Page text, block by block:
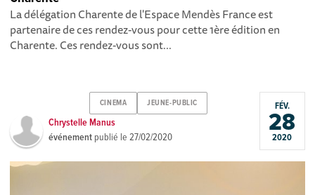
La délégation Charente de l'Espace Mendès France est
partenaire de ces rendez-vous pour cette 1ère édition en
Charente. Ces rendez-vous sont...
CINEMA JEUNE-PUBLIC
Chrystelle Manus
événement publié le27/02/2020
FÉV.
28
2020